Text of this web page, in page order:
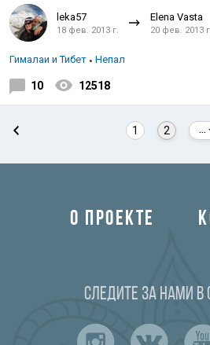
leka57
18 фев. 2013 г.
Elena Vasta
20 фев. 2013 г.
Гималаи и Тибет Непал
10 12518
1 2
О ПРОЕКТЕ
Следите за нами в